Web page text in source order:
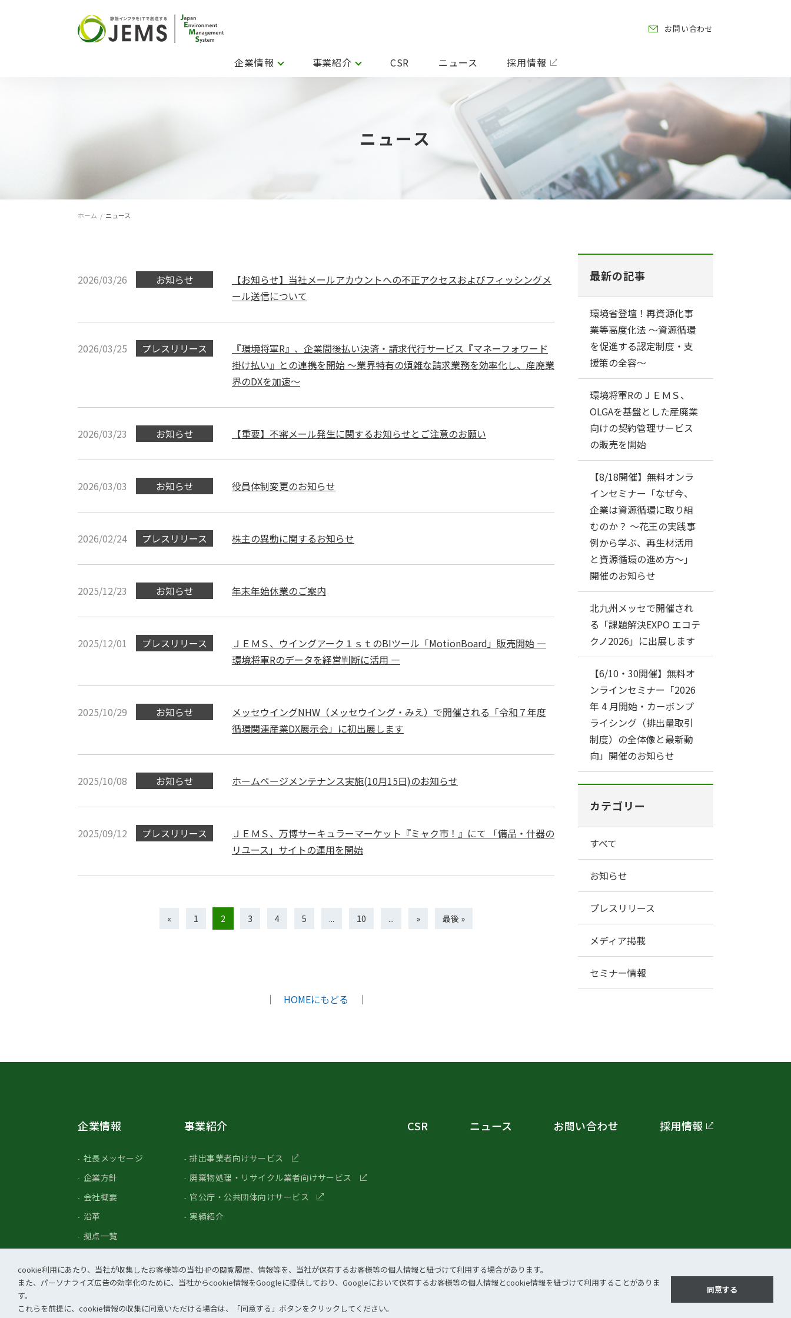
企業情報 事業紹介 CSR ニュース 採用情報
お問い合わせ
ニュース
ホーム / ニュース
2026/03/26 お知らせ
【お知らせ】当社メールアカウントへの不正アクセスおよびフィッシングメ
ール送信について
2026/03/25 プレスリリース
『環境将軍R』、企業間後払い決済・請求代行サービス『マネーフォワード
掛け払い』との連携を開始 ～業界特有の煩雑な請求業務を効率化し、産廃業
界のDXを加速〜
2026/03/23 お知らせ 【重要】不審メール発生に関するお知らせとご注意のお願い
2026/03/03 お知らせ 役員体制変更のお知らせ
2026/02/24 プレスリリース 株主の異動に関するお知らせ
2025/12/23 お知らせ 年末年始休業のご案内
2025/12/01 プレスリリース
ＪＥＭＳ、ウイングアーク１ｓｔのBIツール「MotionBoard」販売開始 ―
環境将軍Rのデータを経営判断に活用 ―
2025/10/29 お知らせ
メッセウイングNHW（メッセウイング・みえ）で開催される「令和７年度
循環関連産業DX展示会」に初出展します
2025/10/08 お知らせ ホームページメンテナンス実施(10月15日)のお知らせ
2025/09/12 プレスリリース
ＪＥＭＳ、万博サーキュラーマーケット『ミャク市！』にて 「備品・什器の
リユース」サイトの運用を開始
« 1 2 3 4 5 ... 10 ... » 最後 »
｜ HOMEにもどる ｜
最新の記事
環境省登壇！再資源化事
業等高度化法 ～資源循環
を促進する認定制度・支
援策の全容～
環境将軍RのＪＥＭＳ、
OLGAを基盤とした産廃業
向けの契約管理サービス
の販売を開始
【8/18開催】無料オンラ
インセミナー「なぜ今、
企業は資源循環に取り組
むのか？ ～花王の実践事
例から学ぶ、再生材活用
と資源循環の進め方～」
開催のお知らせ
北九州メッセで開催され
る「課題解決EXPO エコテ
クノ2026」に出展します
【6/10・30開催】無料オ
ンラインセミナー「2026
年 4 月開始・カーボンプ
ライシング（排出量取引
制度）の全体像と最新動
向」開催のお知らせ
カテゴリー
すべて
お知らせ
プレスリリース
メディア掲載
セミナー情報
企業情報
社長メッセージ
企業方針
会社概要
沿革
拠点一覧
事業紹介
排出事業者向けサービス
廃棄物処理・リサイクル業者向けサービス
官公庁・公共団体向けサービス
実績紹介
CSR ニュース お問い合わせ 採用情報
個人情報保護方針 情報セキュリティポリシー
cookie利⽤にあたり、当社が収集したお客様等の当社HPの閲覧履歴、情報等を、当社が保有するお客様等の個⼈情報と紐づけて利⽤する場合があります。
また、パーソナライズ広告の効率化のために、当社からcookie情報をGoogleに提供しており、Googleにおいて保有するお客様等の個⼈情報とcookie情報を紐づけて利⽤することがありま
す。
これらを前提に、cookie情報の収集に同意いただける場合は、「同意する」ボタンをクリックしてください。
同意する